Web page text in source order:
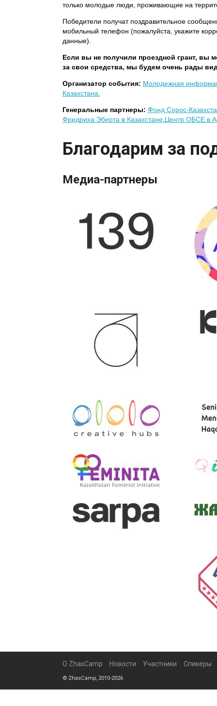
только молодые люди, проживающие на
Победители получат поздравительное
мобильный телефон (пожалуйста, укажите
данные).
Если вы не получили проездной грант, вы
за свои средства, мы будем очень рады
Организатор события: Молодежная
Казахстана.
Генеральные партнеры: Фонд Сорос-
Фридриха Эберта в Казахстане, Центр ОБСЕ в
Благодарим за
Медиа-партнеры
О ZhasCamp Новости Участники Спикеры
© ZhasCamp, 2010-2026